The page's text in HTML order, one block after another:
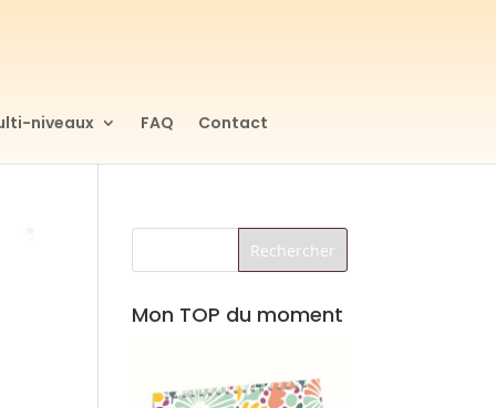
niveaux FAQ Contact
Mon TOP du moment